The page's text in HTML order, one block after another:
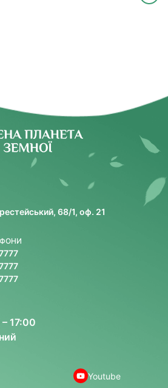
68/1, оф. 21
17:00
Youtube